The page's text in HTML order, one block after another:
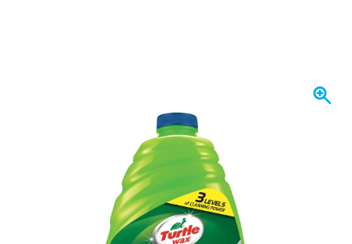
incl. BTW
In mijn winkelwagen